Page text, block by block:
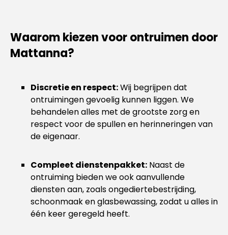
Waarom kiezen voor ontruimen door
Mattanna?
Discretie en respect:Wij begrijpen dat
ontruimingen gevoelig kunnen liggen. We
behandelen alles met de grootste zorg en
respect voor de spullen en herinneringen van
de eigenaar.
Compleet dienstenpakket: Naast de
ontruiming bieden we ook aanvullende
diensten aan, zoals ongediertebestrijding,
schoonmaak en glasbewassing, zodat u alles in
één keer geregeld heeft.